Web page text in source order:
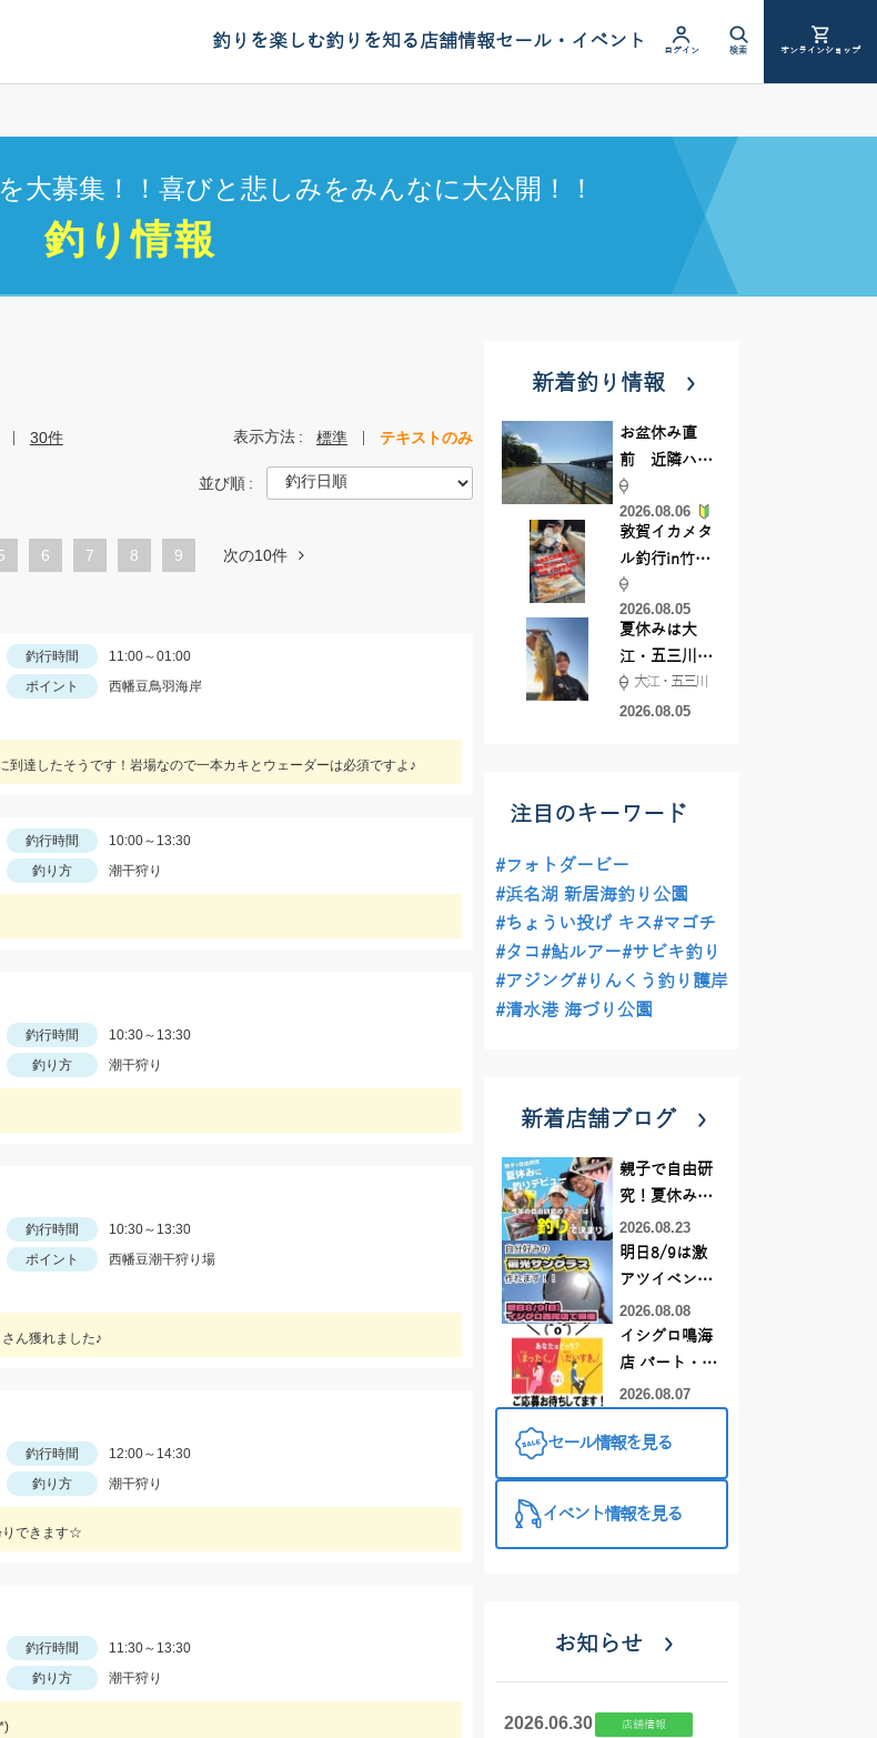
釣りを楽しむ釣りを知る店舗情報セール・イベント ログイン 検索 オンラインショップ
大募集！！喜びと悲しみをみんなに大公開！！
釣り情報
30件 表示方法 標準 テキストのみ
並び順
ペ
6
ペ
7
ペ
8 9 次の10件
釣行時間
11:00～01:00
ポイント
西幡豆鳥羽海岸
達したそうです！岩場なので一本カキとウェーダーは必須ですよ♪
釣行時間
10:00～13:30
釣り方 潮干狩り
釣行時間
10:30～13:30
釣り方 潮干狩り
釣行時間
10:30～13:30
ポイント
西幡豆潮干狩り場
ん獲れました♪
釣行時間
12:00～14:30
釣り方 潮干狩り
りできます☆
釣行時間
11:30～13:30
釣り方 潮干狩り
新着釣り情報
お盆休み直
前 近隣ハゼ
釣り場調査し
てきました
2026.08.06
敦賀イカメタ
ル釣行in竹宝
丸様 釣り方で
釣果が激変！
竿頭を取った
パターンと
は？
2026.08.05
夏休みは大
江・五三川で
バスフィッシ
ング♪
大江・五三川
2026.08.05
注目のキーワード
#フォトダービー
#浜名湖 新居海釣り公園
#ちょうい投げ キス#マゴチ
#タコ#鮎ルアー#サビキ釣り
#アジング#りんくう釣り護岸
#清水港 海づり公園
新着店舗ブログ
親子で自由研
究！夏休みに
釣りデビュー
2026.08.23
明日8/9は激
アツイベント
日！！！～オ
ーダー偏光グ
ラス受注会～
2026.08.08
イシグロ鳴海
店 パート・ア
ルバイトスタ
募集中！
2026.08.07
セール情報を見る
イベント情報を見る
お知らせ
2026.06.30 店舗情報